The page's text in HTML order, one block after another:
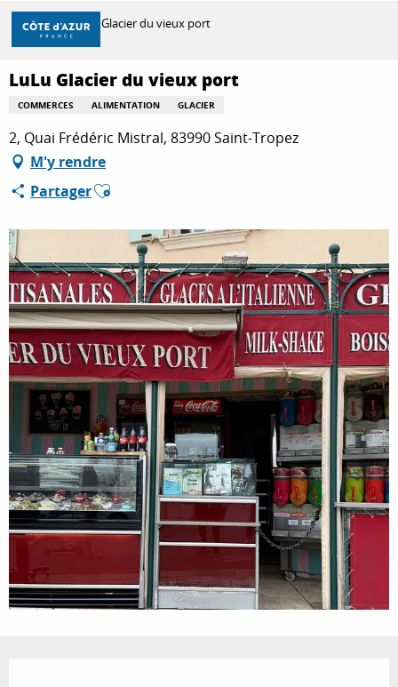
Aller
contenu
principal
DÉCOUVRIR
À FAIRE
SÉJOURNER
Accueil LuLu Glacier du vieux port
LuLu Glacier du vieux port
COMMERCES ALIMENTATION GLACIER
2, Quai Frédéric Mistral, 83990 Saint-Tropez
M'y rendre
PartagerAjouter aux favoris